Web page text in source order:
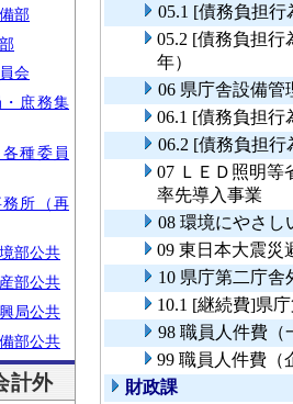
部
会
庶務集
種委員
所（再
部公共
部公共
局公共
部公共
計外
05.1 [債務負担
05.2 [債務負担
年）
06 県庁舎設備管
06.1 [債務負担
06.2 [債務負担
07 ＬＥＤ照明等
率先導入事業
08 環境にやさし
09 東日本大震災
10 県庁第二庁舎
10.1 [継続費]県
98 職員人件費（
99 職員人件費（
財政課